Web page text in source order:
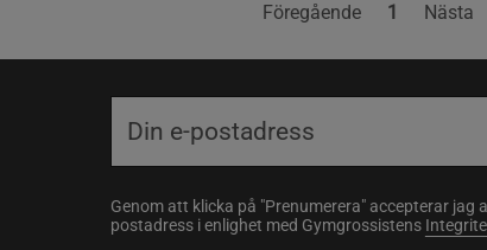
Föregående 1 Nästa
Genom att klicka på "Prenumerera" accepterar jag
postadress i enlighet med Gymgrossistens